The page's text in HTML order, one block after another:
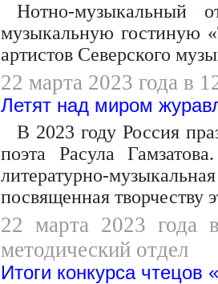
Нотно-музыкальный
музыкальную гостиную
артистов Северского
22 марта 2023 года в
Летят над миром
В 2023 году Россия
поэта Расула
литературно-
посвященная творчеству
22 марта 2023 года
методический отдел
Итоги конкурса чтецов